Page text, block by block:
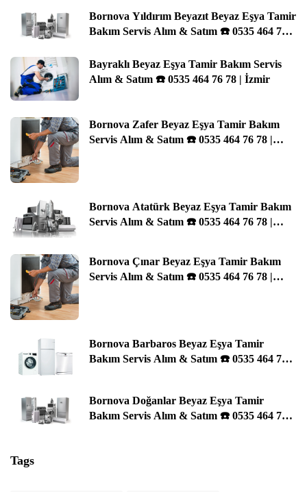
Bornova Yıldırım Beyazıt Beyaz Eşya Tamir
Bakım Servis Alım & Satım ☎️ 0535 464 76
Bayraklı Beyaz Eşya Tamir Bakım Servis
Alım & Satım ☎️ 0535 464 76 78 | İzmir
Bornova Zafer Beyaz Eşya Tamir Bakım
Servis Alım & Satım ☎️ 0535 464 76 78 |
Bornova Atatürk Beyaz Eşya Tamir Bakım
Servis Alım & Satım ☎️ 0535 464 76 78 |
Bornova Çınar Beyaz Eşya Tamir Bakım
Servis Alım & Satım ☎️ 0535 464 76 78 |
Bornova Barbaros Beyaz Eşya Tamir
Bakım Servis Alım & Satım ☎️ 0535 464 76
Bornova Doğanlar Beyaz Eşya Tamir
Bakım Servis Alım & Satım ☎️ 0535 464 76
Tags